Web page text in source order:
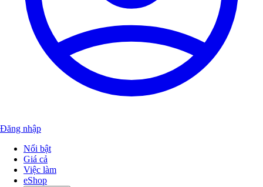
Đăng nhập
Nổi bật
Giá cả
Việc làm
eShop